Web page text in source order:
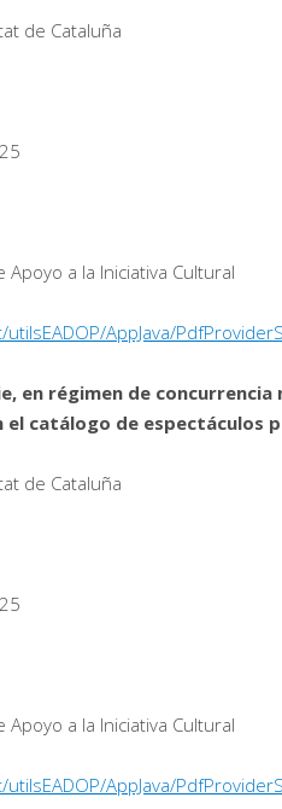
de Cataluña
a la Iniciativa Cultural
AppJava/
en régimen de
el catálogo de espectáculos
de Cataluña
a la Iniciativa Cultural
AppJava/